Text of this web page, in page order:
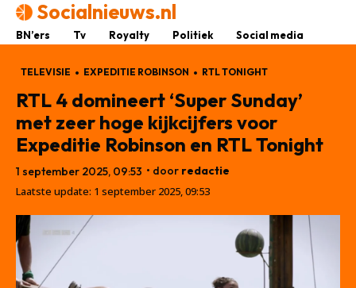
Socialnieuws.nl
BN’ers Tv Royalty Politiek Social media
TELEVISIE EXPEDITIE ROBINSON RTL TONIGHT
RTL 4 domineert ‘Super Sunday’
met zeer hoge kijkcijfers voor
Expeditie Robinson en RTL Tonight
1 september 2025, 09:53 • door redactie
Laatste update: 1 september 2025, 09:53